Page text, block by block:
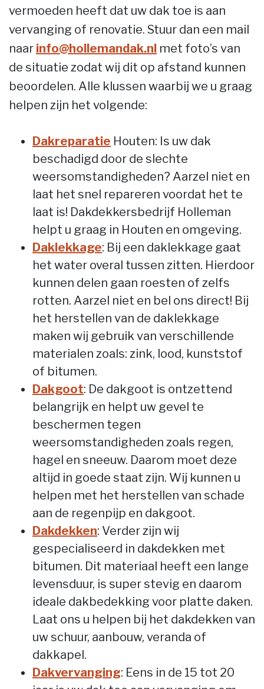
vermoeden heeft dat uw dak toe is aan
vervanging of renovatie. Stuur dan een mail
naar info@hollemandak.nl met foto’s van
de situatie zodat wij dit op afstand kunnen
beoordelen. Alle klussen waarbij we u graag
helpen zijn het volgende:
Dakreparatie Houten: Is uw dak
beschadigd door de slechte
weersomstandigheden? Aarzel niet en
laat het snel repareren voordat het te
laat is! Dakdekkersbedrijf Holleman
helpt u graag in Houten en omgeving.
Daklekkage: Bij een daklekkage gaat
het water overal tussen zitten. Hierdoor
kunnen delen gaan roesten of zelfs
rotten. Aarzel niet en bel ons direct! Bij
het herstellen van de daklekkage
maken wij gebruik van verschillende
materialen zoals: zink, lood, kunststof
of bitumen.
Dakgoot: De dakgoot is ontzettend
belangrijk en helpt uw gevel te
beschermen tegen
weersomstandigheden zoals regen,
hagel en sneeuw. Daarom moet deze
altijd in goede staat zijn. Wij kunnen u
helpen met het herstellen van schade
aan de regenpijp en dakgoot.
Dakdekken: Verder zijn wij
gespecialiseerd in dakdekken met
bitumen. Dit materiaal heeft een lange
levensduur, is super stevig en daarom
ideale dakbedekking voor platte daken.
Laat ons u helpen bij het dakdekken van
uw schuur, aanbouw, veranda of
dakkapel.
Dakvervanging: Eens in de 15 tot 20